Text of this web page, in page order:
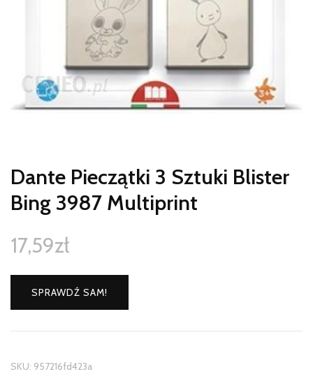
Dante Pieczątki 3 Sztuki Blister
Bing 3987 Multiprint
17,59zł
SPRAWDŹ SAM!
SKU: 957216fd423a